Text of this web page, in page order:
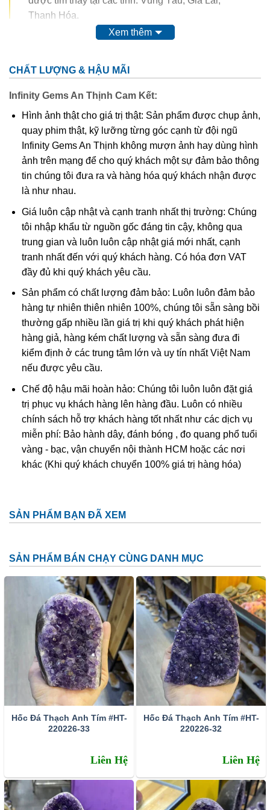
Thanh Hóa.
Trong thế kỷ 20, màu của ametit được coi là do sự có mặt
hoàn toàn thậm chí mất màu khi nung. Vì vậy, người ta
được cho là có mặt trong ametit và
được tìm thấy trong khoáng vật này.
Các công trình gần đây cho thấy màu của ametit là do có
lẫn tạp chấtsắtIII . Các nghiên cứu sâu hơn cho thấy sự
tương tác phức tạp củasắtvànhômsẽ tạo nên màu .
Khi nung nóng ametit thường chuyển thành màuvàng, và
hầu hếtcitrine,cairngormcủa ngành kim hoàn đá quý
được coi đơn giản chỉ là “ametit được gia nhiệt”. Thạch
anh ametit có xu hướng bị mất màu khi bị lộ ra mặt đất.
Ametit tổng hợp rất giống với ametit chất lượng cao. Các
đặc điểm hóa học và vật lý đều rất giống với ametit tự
nhiên nên rất khó phân biệt một cách chính xác trừ khi
dùng những thử nghiệm đá quý học cao cấp tốn kém. Thử
nghiệm dựa trên quy luật sinh đôi tên “Brazil law twinning”
(một dạng của thạch anh sinh đôi, khi đó cấu trúc thạch
anh phải và trái được liên kết tạo thành một tinh thể duy
nhấtđược sử dụng để xác định ametit tổng hợp sẽ dễ
dàng hơn. Tuy nhiên về mặc lý thuyết, người ta có thể tạo
ra vật liệu tổng hợp này nhưng khó mà tạo ra được với số
lượng lớn để cung cấp cho thị trường.
Đặc tính:
Tên khoa học: đá thạch anh tím (amethyst)
Thành phần cấu tạo hoá học: SiO2.
Màu sắc: Tất cả các dạng của màu tím như trắng phớt
tím, tím ánh hồng đến tím đậm, tím violet, màu xanh biển
và xám.
Chỉ số chiết quang: 1.544 – 1.553
Độ trong suốt: Trong suốt
Xem thêm
CHẤT LƯỢNG & HẬU MÃI
Infinity Gems An Thịnh Cam Kết:
Hình ảnh thật cho giá trị thật: Sản phẩm được chụp ảnh,
quay phim thật, kỹ lưỡng từng góc cạnh từ đội ngũ
Infinity Gems An Thịnh không mượn ảnh hay dùng hình
ảnh trên mạng để cho quý khách một sự đảm bảo thông
tin chúng tôi đưa ra và hàng hóa quý khách nhận được
là như nhau.
Giá luôn cập nhật và cạnh tranh nhất thị trường: Chúng
tôi nhập khẩu từ nguồn gốc đáng tin cậy, không qua
trung gian và luôn luôn cập nhật giá mới nhất, cạnh
tranh nhất đến với quý khách hàng. Có hóa đơn VAT
đầy đủ khi quý khách yêu cầu.
Sản phẩm có chất lượng đảm bảo: Luôn luôn đảm bảo
hàng tự nhiên thiên nhiên 100%, chúng tôi sẵn sàng bồi
thường gấp nhiều lần giá trị khi quý khách phát hiện
hàng giả, hàng kém chất lượng và sẵn sàng đưa đi
kiểm định ở các trung tâm lớn và uy tín nhất Việt Nam
nếu được yêu cầu.
Chế độ hậu mãi hoàn hảo: Chúng tôi luôn luôn đặt giá
trị phục vụ khách hàng lên hàng đầu. Luôn có nhiều
chính sách hỗ trợ khách hàng tốt nhất như các dịch vụ
miễn phí: Bảo hành dây, đánh bóng , đo quang phổ tuổi
vàng - bạc, vận chuyển nội thành HCM hoặc các nơi
khác (Khi quý khách chuyển 100% giá trị hàng hóa)
SẢN PHẨM BẠN ĐÃ XEM
SẢN PHẨM BÁN CHẠY CÙNG DANH MỤC
Hốc Đá Thạch Anh Tím #HT-
220226-33
Liên Hệ
Hốc Đá Thạch Anh Tím #HT-
220226-32
Liên Hệ